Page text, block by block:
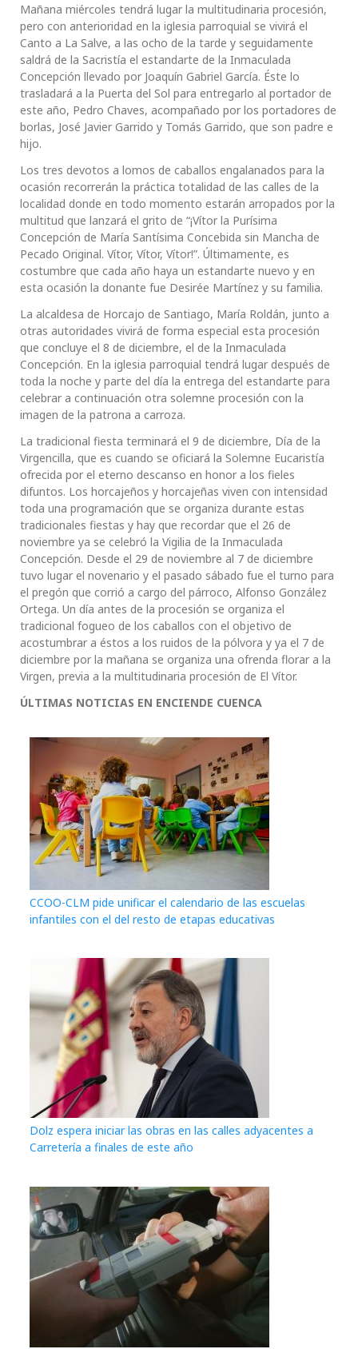
Mañana miércoles tendrá lugar la multitudinaria procesión,
pero con anterioridad en la iglesia parroquial se vivirá el
Canto a La Salve, a las ocho de la tarde y seguidamente
saldrá de la Sacristía el estandarte de la Inmaculada
Concepción llevado por Joaquín Gabriel García. Éste lo
trasladará a la Puerta del Sol para entregarlo al portador de
este año, Pedro Chaves, acompañado por los portadores de
borlas, José Javier Garrido y Tomás Garrido, que son padre e
hijo.
Los tres devotos a lomos de caballos engalanados para la
ocasión recorrerán la práctica totalidad de las calles de la
localidad donde en todo momento estarán arropados por la
multitud que lanzará el grito de “¡Vítor la Purísima
Concepción de María Santísima Concebida sin Mancha de
Pecado Original. Vítor, Vítor, Vítor!”. Últimamente, es
costumbre que cada año haya un estandarte nuevo y en
esta ocasión la donante fue Desirée Martínez y su familia.
La alcaldesa de Horcajo de Santiago, María Roldán, junto a
otras autoridades vivirá de forma especial esta procesión
que concluye el 8 de diciembre, el de la Inmaculada
Concepción. En la iglesia parroquial tendrá lugar después de
toda la noche y parte del día la entrega del estandarte para
celebrar a continuación otra solemne procesión con la
imagen de la patrona a carroza.
La tradicional fiesta terminará el 9 de diciembre, Día de la
Virgencilla, que es cuando se oficiará la Solemne Eucaristía
ofrecida por el eterno descanso en honor a los fieles
difuntos. Los horcajeños y horcajeñas viven con intensidad
toda una programación que se organiza durante estas
tradicionales fiestas y hay que recordar que el 26 de
noviembre ya se celebró la Vigilia de la Inmaculada
Concepción. Desde el 29 de noviembre al 7 de diciembre
tuvo lugar el novenario y el pasado sábado fue el turno para
el pregón que corrió a cargo del párroco, Alfonso González
Ortega. Un día antes de la procesión se organiza el
tradicional fogueo de los caballos con el objetivo de
acostumbrar a éstos a los ruidos de la pólvora y ya el 7 de
diciembre por la mañana se organiza una ofrenda florar a la
Virgen, previa a la multitudinaria procesión de El Vítor.
ÚLTIMAS NOTICIAS EN ENCIENDE CUENCA
CCOO-CLM pide unificar el calendario de las escuelas
infantiles con el del resto de etapas educativas
Dolz espera iniciar las obras en las calles adyacentes a
Carretería a finales de este año